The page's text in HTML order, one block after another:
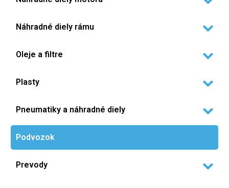
Náhradné diely rámu
Oleje a filtre
Plasty
Pneumatiky a náhradné diely
Podvozok
Prevody